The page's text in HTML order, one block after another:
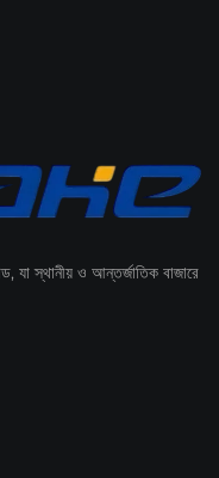
যা স্থানীয় ও আন্তর্জাতিক বাজারে